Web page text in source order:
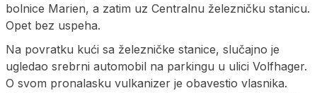
bolnice Marien, a zatim uz Centralnu železničku stanicu.
Opet bez uspeha.
Na povratku kući sa železničke stanice, slučajno je
ugledao srebrni automobil na parkingu u ulici Volfhager.
O svom pronalasku vulkanizer je obavestio vlasnika.